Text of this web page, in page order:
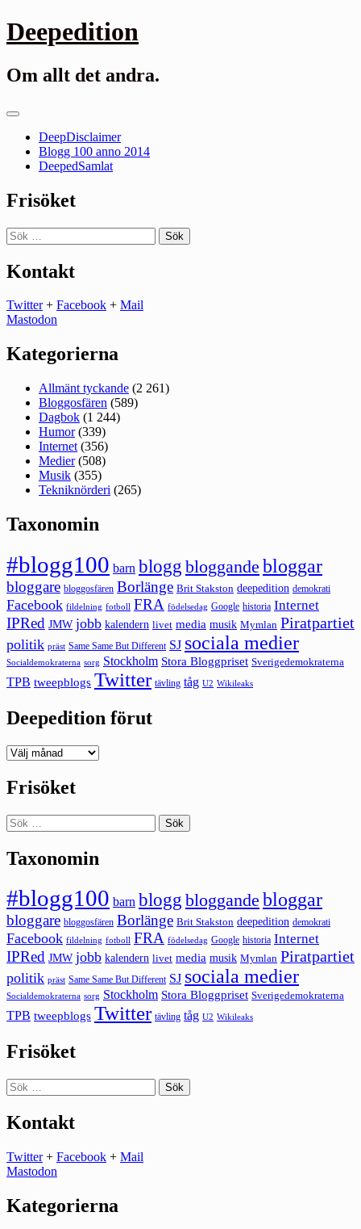
Gå
till
Deepedition
Om allt det andra.
Primär
DeepDisclaimer
Blogg 100 anno 2014
DeepedSamlat
Frisöket
Sök
efter:
Kontakt
Twitter+ Facebook + Mail
Mastodon
Kategorierna
Allmänt tyckande (2 261)
Bloggosfären (589)
Dagbok (1 244)
Humor(339)
Internet (356)
Medier(508)
Musik (355)
Tekniknörderi (265)
Taxonomin
#blogg100 barn blogg bloggande bloggar
bloggare bloggosfären Borlänge Brit Stakston deepedition demokrati
Facebook fildelning fotboll FRA födelsedag Google historia Internet
IPRed JMW jobb kalendern livet media musik Mymlan Piratpartiet
politik präst Same Same But Different SJ sociala medier
Socialdemokraterna sorg Stockholm Stora Bloggpriset Sverigedemokraterna
TPB tweepblogs Twitter tävling tåg U2 Wikileaks
Deepedition förut
Deepedition
Frisöket
Sök
efter:
Taxonomin
#blogg100 barn blogg bloggande bloggar
bloggare bloggosfären Borlänge Brit Stakston deepedition demokrati
Facebook fildelning fotboll FRA födelsedag Google historia Internet
IPRed JMW jobb kalendern livet media musik Mymlan Piratpartiet
politik präst Same Same But Different SJ sociala medier
Socialdemokraterna sorg Stockholm Stora Bloggpriset Sverigedemokraterna
TPB tweepblogs Twitter tävling tåg U2 Wikileaks
Frisöket
Sök
efter:
Kontakt
Twitter+ Facebook + Mail
Mastodon
Kategorierna